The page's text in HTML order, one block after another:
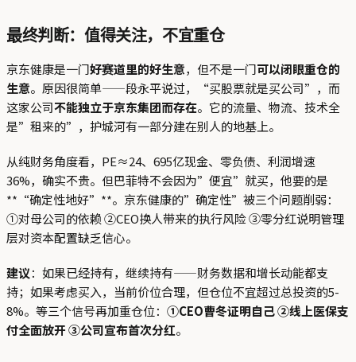
最终判断：值得关注，不宜重仓
京东健康是一门好赛道里的好生意，但不是一门可以闭眼重仓的
生意。原因很简单——段永平说过，“买股票就是买公司”，而
这家公司不能独立于京东集团而存在。它的流量、物流、技术全
是”租来的”，护城河有一部分建在别人的地基上。
从纯财务角度看，PE≈24、695亿现金、零负债、利润增速
36%，确实不贵。但巴菲特不会因为”便宜”就买，他要的是
**“确定性地好”**。京东健康的”确定性”被三个问题削弱：
①对母公司的依赖 ②CEO换人带来的执行风险 ③零分红说明管理
层对资本配置缺乏信心。
建议：如果已经持有，继续持有——财务数据和增长动能都支
持；如果考虑买入，当前价位合理，但仓位不宜超过总投资的5-
8%。等三个信号再加重仓位： ①CEO曹冬证明自己 ②线上医保支
付全面放开 ③公司宣布首次分红。